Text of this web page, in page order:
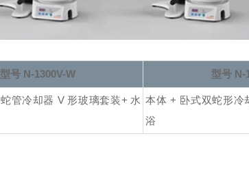
型号 N-1300V-W 型号 N-
管冷却器 V 形玻璃套装+ 水 本体 + 卧式双蛇形冷
浴